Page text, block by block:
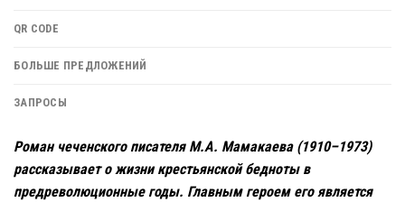
QR CODE
БОЛЬШЕ ПРЕДЛОЖЕНИЙ
ЗАПРОСЫ
Роман чеченского писателя М.А. Мамакаева (1910–1973)
рассказывает о жизни крестьянской бедноты в
предреволюционные годы. Главным героем его является